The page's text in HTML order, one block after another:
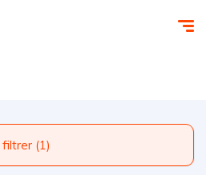
filtrer (1)